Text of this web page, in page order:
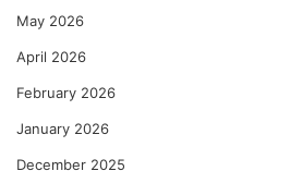
May 2026
April 2026
February 2026
January 2026
December 2025